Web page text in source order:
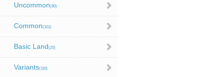
Uncommon(80)
Common(101)
Basic Land(25)
Variants(110)